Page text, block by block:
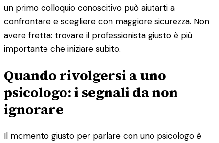
un primo colloquio conoscitivo può aiutarti a
confrontare e scegliere con maggiore sicurezza. Non
avere fretta: trovare il professionista giusto è più
importante che iniziare subito.
Quando rivolgersi a uno
psicologo: i segnali da non
ignorare
Il momento giusto per parlare con uno psicologo è